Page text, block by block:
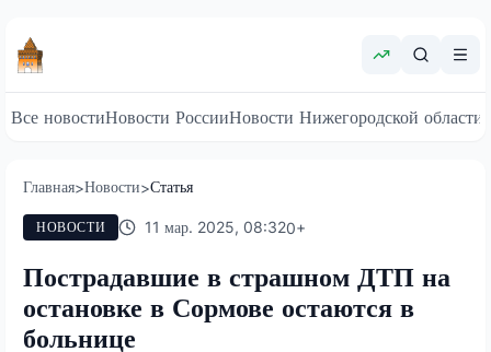
Все новостиНовости РоссииНовости Нижегородской области
Главная>Новости>Статья
НОВОСТИ 11 мар. 2025, 08:320+
Пострадавшие в страшном ДТП на
остановке в Сормове остаются в
больнице